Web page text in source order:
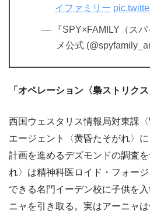
イファミリー
— 『SPY×FAMILY（スパ
メ公式
「オペレーション〈梟ストリクス
西国ウェスタリス情報局対東課
エージェント〈黄昏たそがれ〉
計画を進めるデズモンドの調査
れ〉は精神科医ロイド・フォー
できる名門イーデン校に子供を
ニャを引き取る。実はアーニャ